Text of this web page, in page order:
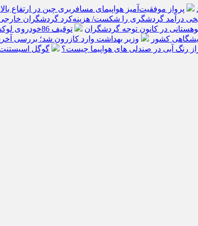
پرواز موفقیت‌آمیز هواپیمای مسافربری چین در ارتفاع
گردشگری را شکست/ هزینه‌کرد گردشگران خارجی از ۱۰ میلیارد یورو فراتر
در کانون توجه گردشگران
توقیف 86خودروی لوکس، 187 قطعه زمین و 86 آپارتمان تراستی‌ها
کشور وزیر بهداشت وارد کازرون شد؛ بررسی
رنگ آبی در صندلی های هواپیما چیست؟ گوگل اسیستنت